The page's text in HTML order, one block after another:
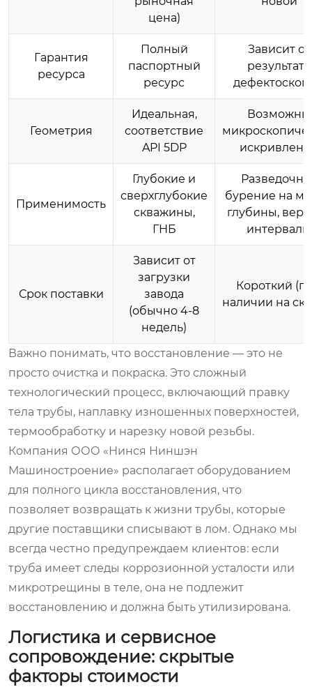
цена)
Гарантия
ресурса
Полный
паспортный
ресурс
Зависит от
результата
Геометрия
Идеальная,
соответствие
API 5DP
Возможны
Применимость
Глубокие и
сверхглубокие
скважины,
ГНБ
бурение на
глубины,
интервалы
Срок поставки
Зависит от
загрузки
завода
(обычно 4-8
недель)
Короткий
наличии на
Важно понимать, что восстановление — это не
просто очистка и покраска. Это сложный
технологический процесс, включающий правку
тела трубы, наплавку изношенных поверхностей,
термообработку и нарезку новой резьбы.
Компания ООО «Нинся Ниншэн
Машиностроение» располагает оборудованием
для полного цикла восстановления, что
позволяет возвращать к жизни трубы, которые
другие поставщики списывают в лом. Однако мы
всегда честно предупреждаем клиентов: если
труба имеет следы коррозионной усталости или
микротрещины в теле, она не подлежит
восстановлению и должна быть утилизирована.
Логистика и сервисное
сопровождение: скрытые
факторы стоимости